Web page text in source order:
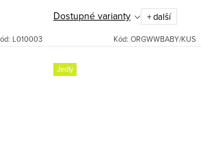
L010003
Dostupné varianty
+ další
Kód: ORGWWBABY/KUS
Jedlý